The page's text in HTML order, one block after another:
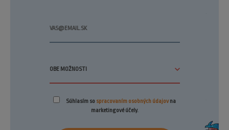
Súhlasím so spracovaním osobných údajovna
marketingové účely.